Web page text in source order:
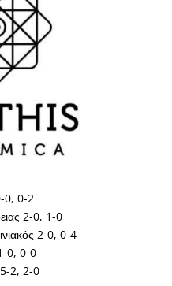
0, 0-2
2-0, 1-0
2-0, 0-4
0, 0-0
5-2, 2-0